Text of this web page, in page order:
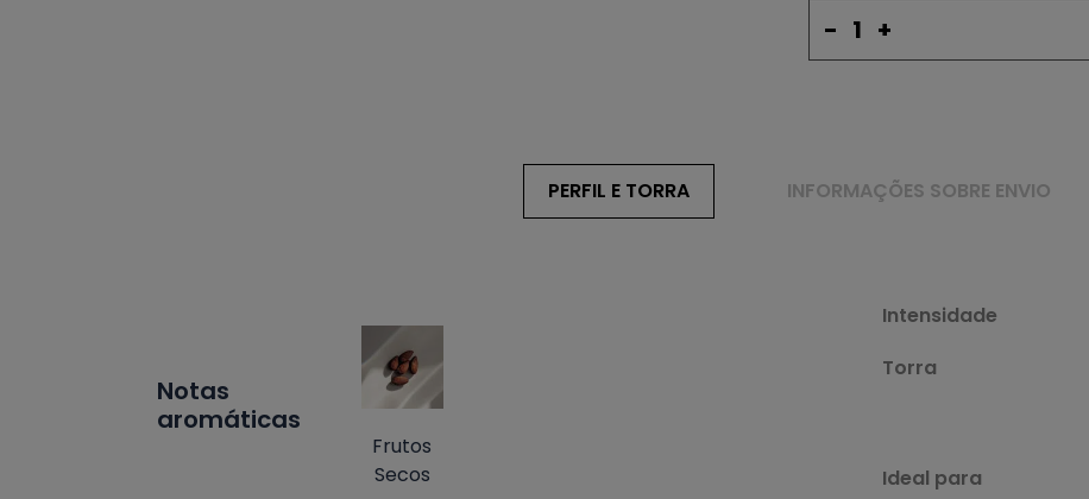
- +
PERFIL E TORRA INFORMAÇÕES SOBRE ENVIO
Notas
aromáticas
Frutos
Secos
Intensidade
Torra
Ideal para